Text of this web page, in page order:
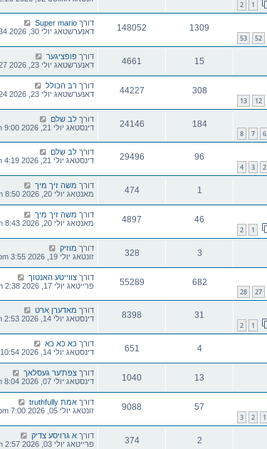
1
2
52
53
1309
148052 דורך Super mario
דאנערשטאג יולי 30, 2026 2:34 pm
15
4661 דורך פופציגער
דאנערשטאג יולי 23, 2026 10:27 pm
12
13
308
44227 דורך רב הכולל
דאנערשטאג יולי 23, 2026 10:24 pm
6
7
8
184
24146 דורך לב שלם
דינסטאג יולי 21, 2026 9:00 am
2
3
4
96
29496 דורך לב שלם
דינסטאג יולי 21, 2026 4:19 am
1
474 דורך משה זיך מיך
מאנטאג יולי 20, 2026 8:50 pm
1
2
46
4897 דורך משה זיך מיך
מאנטאג יולי 20, 2026 8:43 pm
3
328 דורך מוזיק
זונטאג יולי 19, 2026 3:55 pm
27
28
682
55289 דורך צווייטע האנטוך
פרייטאג יולי 17, 2026 2:38 pm
1
2
31
8398 דורך מאדערן ארט
דינסטאג יולי 14, 2026 2:53 pm
4
651 דורך כא כא כא
דינסטאג יולי 14, 2026 10:54 am
13
1040 דורך צפת'ער געסלאך
דינסטאג יולי 07, 2026 8:04 pm
1
2
3
57
9088 דורך אמת truthfully
זונטאג יולי 05, 2026 7:00 pm
2
374 דורך א גרויסע צדיק
פרייטאג יולי 03, 2026 2:57 am